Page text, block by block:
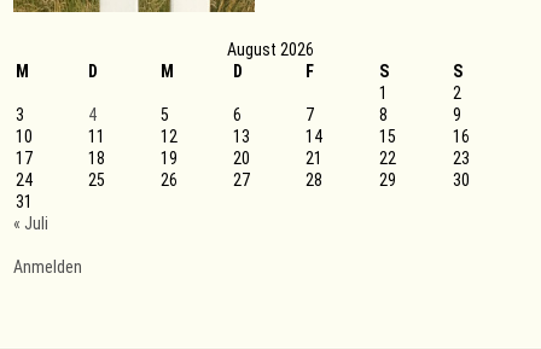
August 2026
M
D M D F S
S
1
2
3
4 5 6 7 8
9
10
11 12 13 14 15
16
17
18 19 20 21 22
23
24
25 26 27 28 29
30
31
« Juli
Anmelden